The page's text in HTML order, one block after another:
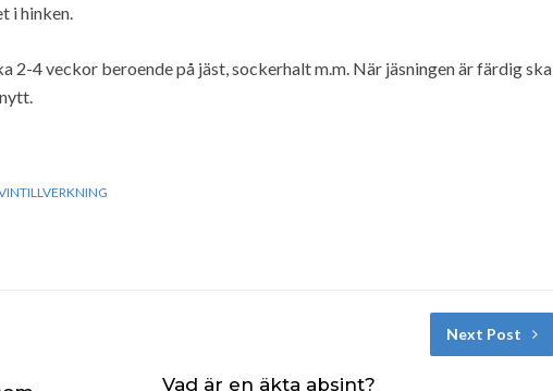
i hinken.
2-4 veckor beroende på jäst, sockerhalt m.m. När jäsningen är färdig ska
Next Post
Vad är en äkta absint?